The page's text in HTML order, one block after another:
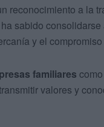
reconocimiento a la
sabido
y el
familiares
valores y